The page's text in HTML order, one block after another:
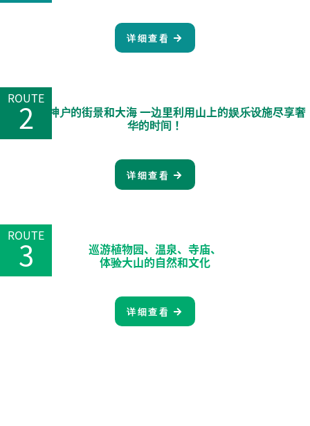
详细查看
ROUTE
2
一边俯瞰神户的街景和大海 一边里利用山上的娱乐设施尽享奢
华的时间！
详细查看
ROUTE
3 巡游植物园、温泉、寺庙、
体验大山的自然和文化
详细查看